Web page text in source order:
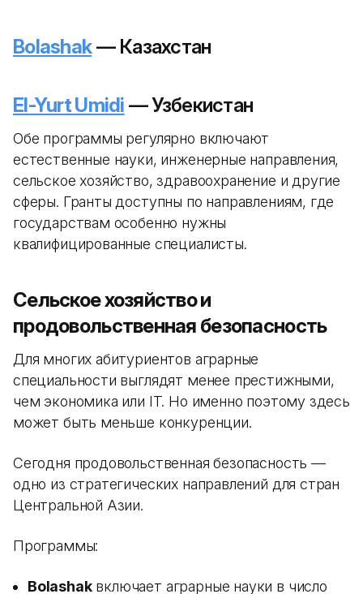
Bolashak— Казахстан
El-Yurt Umidi — Узбекистан
Обе программы регулярно включают
естественные науки, инженерные направления,
сельское хозяйство, здравоохранение и другие
сферы. Гранты доступны по направлениям, где
государствам особенно нужны
квалифицированные специалисты.
Сельское хозяйство и
продовольственная безопасность
Для многих абитуриентов аграрные
специальности выглядят менее престижными,
чем экономика или IT. Но именно поэтому здесь
может быть меньше конкуренции.
Сегодня продовольственная безопасность —
одно из стратегических направлений для стран
Центральной Азии.
Программы:
Bolashakвключает аграрные науки в число